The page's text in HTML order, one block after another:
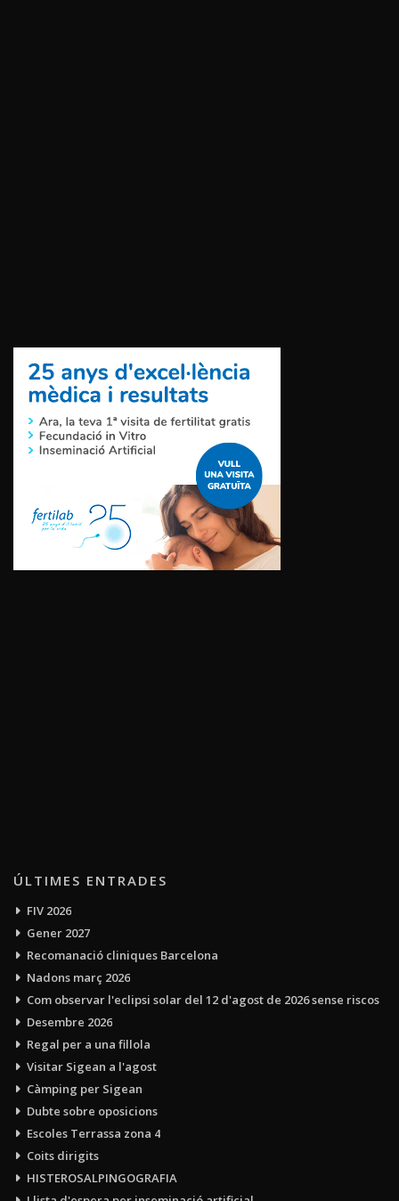
ÚLTIMES ENTRADES
FIV 2026
Gener 2027
Recomanació cliniques Barcelona
Nadons març 2026
Com observar l'eclipsi solar del 12 d'agost de 2026 sense riscos
Desembre 2026
Regal per a una fillola
Visitar Sigean a l'agost
Càmping per Sigean
Dubte sobre oposicions
Escoles Terrassa zona 4
Coits dirigits
HISTEROSALPINGOGRAFIA